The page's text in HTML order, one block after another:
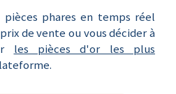
phares en temps réel
de vente ou vous décider à
les pièces d'or les plus